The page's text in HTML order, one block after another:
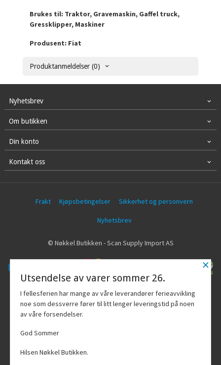
Brukes til: Traktor, Gravemaskin, Gaffel truck,
Gressklipper, Maskiner
Produsent: Fiat
Produktanmeldelser (0)
Nyhetsbrev
Om butikken
Din konto
Kontakt oss
Frakt Kjøpsbetingelser Sikkerhet og personvern
Nyhetsbrev
© Nøkkel Butikken - Scan Supply Import AS
Vår nettbutikk bruker cookies slik at du
får en bedre kjøpsopplevelse og vi kan
yte deg bedre service. Vi bruker cookies
hovedsaklig til å lagre
×
Utsendelse av varer sommer 26.
I fellesferien har mange av våre leverandører ferieavvikling
noe som dessverre fører til litt lenger leveringstid på noen
av våre forsendelser.
God Sommer
Hilsen Nøkkel Butikken.